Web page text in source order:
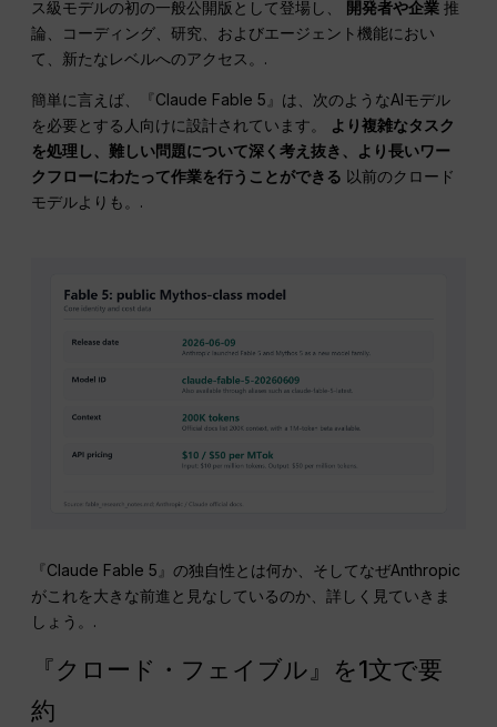
ス級モデルの初の一般公開版として登場し、 開発者や企業 推
論、コーディング、研究、およびエージェント機能におい
て、新たなレベルへのアクセス。.
簡単に言えば、『Claude Fable 5』は、次のようなAIモデル
を必要とする人向けに設計されています。 より複雑なタスク
を処理し、難しい問題について深く考え抜き、より長いワー
クフローにわたって作業を行うことができる 以前のクロード
モデルよりも。.
『Claude Fable 5』の独自性とは何か、そしてなぜAnthropic
がこれを大きな前進と見なしているのか、詳しく見ていきま
しょう。.
『クロード・フェイブル』を1文で要
約